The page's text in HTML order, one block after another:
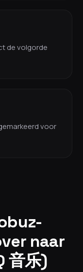
de volgorde
voor
naar
音乐)